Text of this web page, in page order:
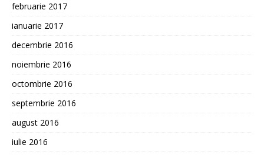
februarie 2017
ianuarie 2017
decembrie 2016
noiembrie 2016
octombrie 2016
septembrie 2016
august 2016
iulie 2016